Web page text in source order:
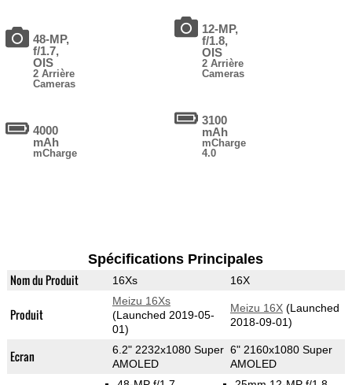
48-MP,
f/1.7,
OIS
2 Arrière
Cameras
4000
mAh
mCharge
12-MP,
f/1.8,
OIS
2 Arrière
Cameras
3100
mAh
mCharge
4.0
Spécifications Principales
Nom du Produit 16Xs 16X
Produit
Meizu 16Xs
(Launched 2019-05-
01)
Meizu 16X(Launched
2018-09-01)
Ecran
6.2" 2232x1080 Super
AMOLED
6" 2160x1080 Super
AMOLED